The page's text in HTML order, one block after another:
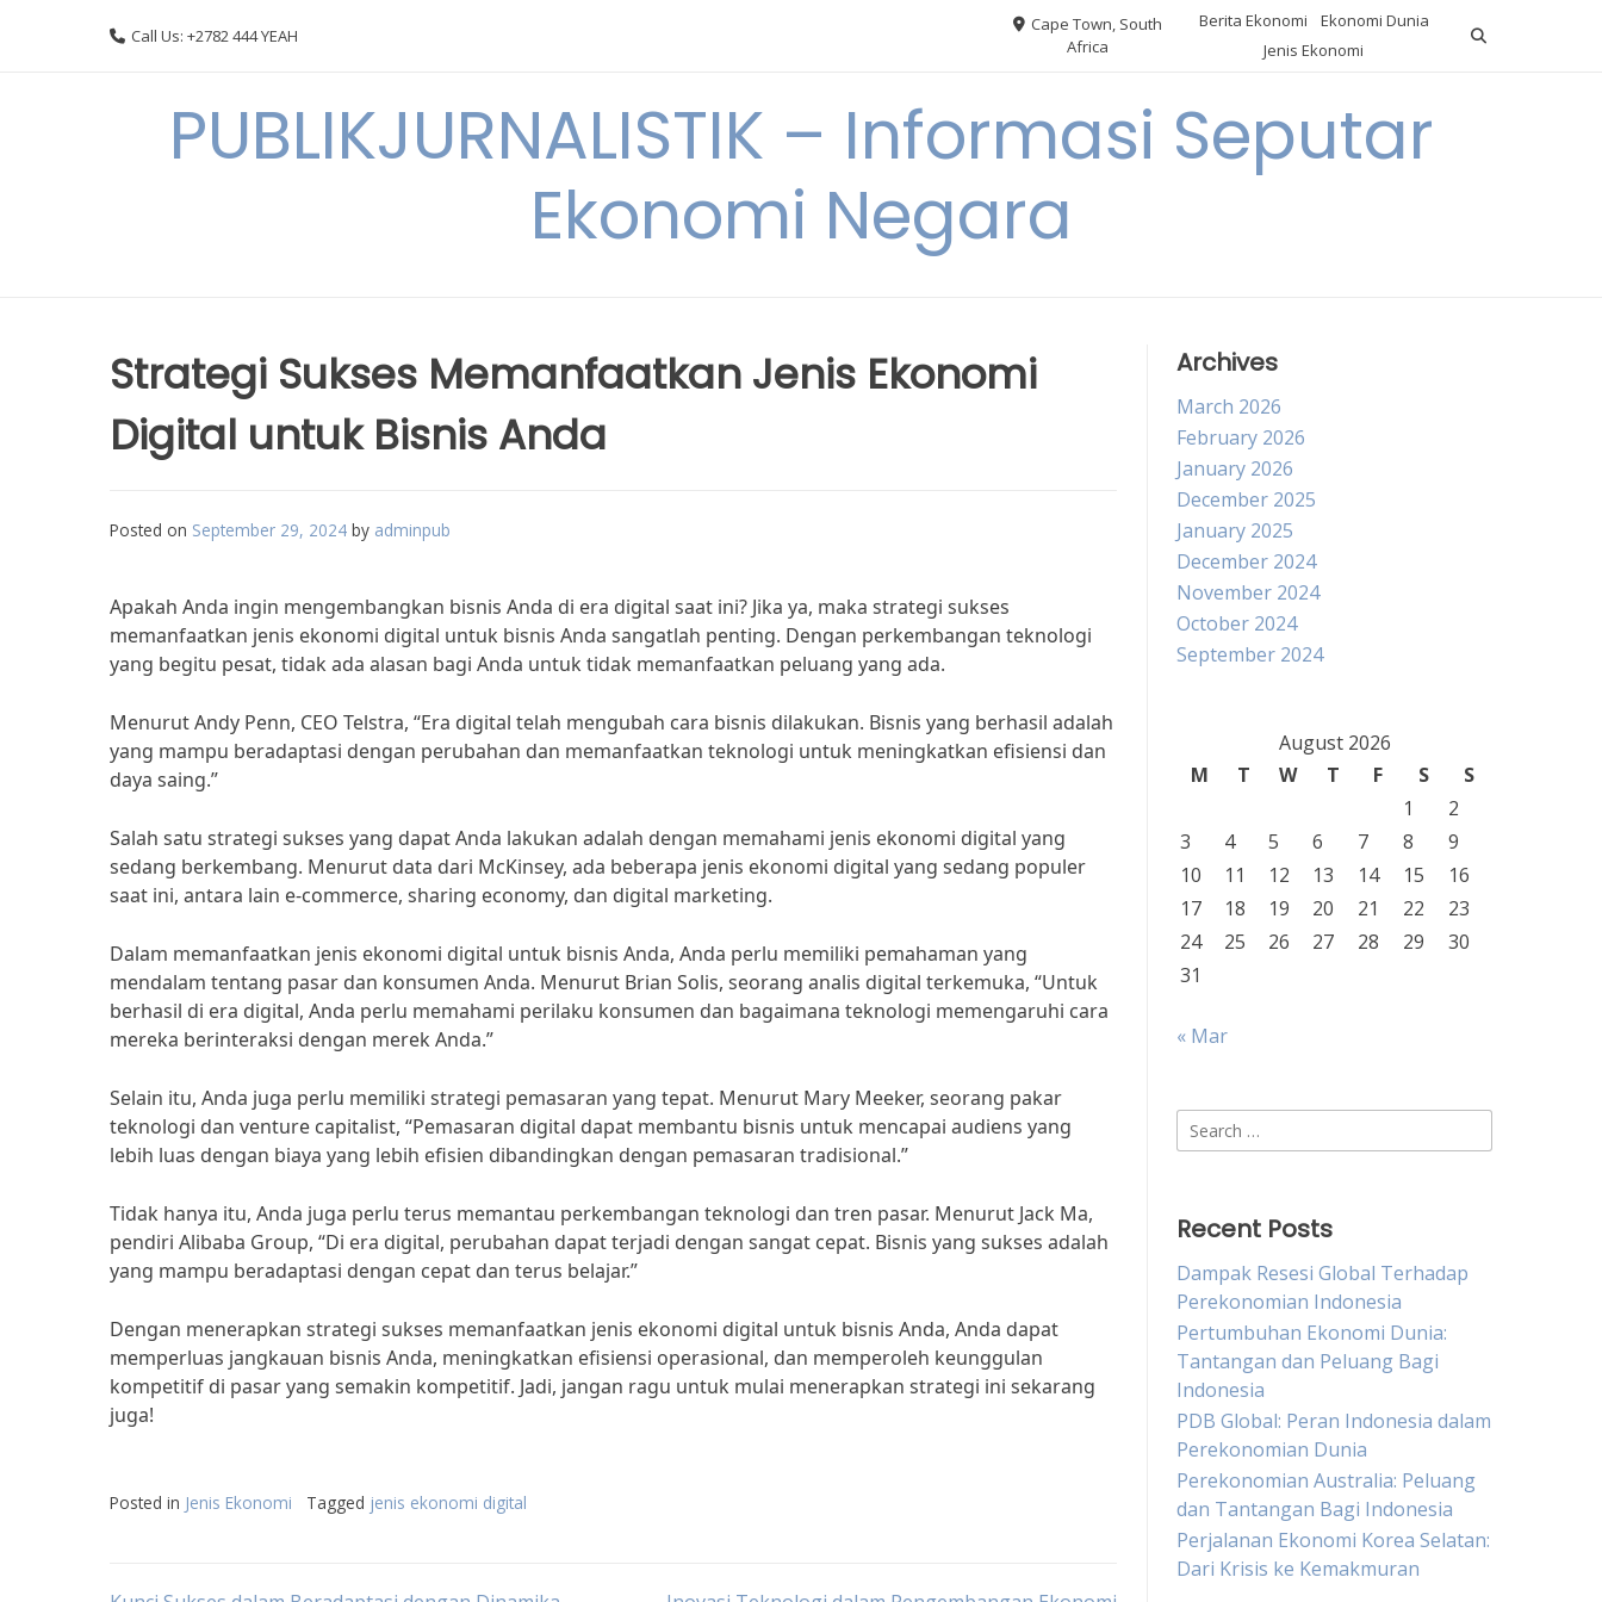
Call Us: +2782 444 YEAH
Cape Town, South
Africa
Berita Ekonomi
Ekonomi Dunia
Jenis Ekonomi
PUBLIKJURNALISTIK – Informasi Seputar
Ekonomi Negara
Strategi Sukses Memanfaatkan Jenis Ekonomi
Digital untuk Bisnis Anda
Posted on September 29, 2024 by adminpub
Apakah Anda ingin mengembangkan bisnis Anda di era digital saat ini? Jika ya, maka strategi sukses
memanfaatkan jenis ekonomi digital untuk bisnis Anda sangatlah penting. Dengan perkembangan teknologi
yang begitu pesat, tidak ada alasan bagi Anda untuk tidak memanfaatkan peluang yang ada.
Menurut Andy Penn, CEO Telstra, “Era digital telah mengubah cara bisnis dilakukan. Bisnis yang berhasil adalah
yang mampu beradaptasi dengan perubahan dan memanfaatkan teknologi untuk meningkatkan efisiensi dan
daya saing.”
Salah satu strategi sukses yang dapat Anda lakukan adalah dengan memahami jenis ekonomi digital yang
sedang berkembang. Menurut data dari McKinsey, ada beberapa jenis ekonomi digital yang sedang populer
saat ini, antara lain e-commerce, sharing economy, dan digital marketing.
Dalam memanfaatkan jenis ekonomi digital untuk bisnis Anda, Anda perlu memiliki pemahaman yang
mendalam tentang pasar dan konsumen Anda. Menurut Brian Solis, seorang analis digital terkemuka, “Untuk
berhasil di era digital, Anda perlu memahami perilaku konsumen dan bagaimana teknologi memengaruhi cara
mereka berinteraksi dengan merek Anda.”
Selain itu, Anda juga perlu memiliki strategi pemasaran yang tepat. Menurut Mary Meeker, seorang pakar
teknologi dan venture capitalist, “Pemasaran digital dapat membantu bisnis untuk mencapai audiens yang
lebih luas dengan biaya yang lebih efisien dibandingkan dengan pemasaran tradisional.”
Tidak hanya itu, Anda juga perlu terus memantau perkembangan teknologi dan tren pasar. Menurut Jack Ma,
pendiri Alibaba Group, “Di era digital, perubahan dapat terjadi dengan sangat cepat. Bisnis yang sukses adalah
yang mampu beradaptasi dengan cepat dan terus belajar.”
Dengan menerapkan strategi sukses memanfaatkan jenis ekonomi digital untuk bisnis Anda, Anda dapat
memperluas jangkauan bisnis Anda, meningkatkan efisiensi operasional, dan memperoleh keunggulan
kompetitif di pasar yang semakin kompetitif. Jadi, jangan ragu untuk mulai menerapkan strategi ini sekarang
juga!
Posted in Jenis Ekonomi Tagged jenis ekonomi digital
Archives
March 2026
February 2026
January 2026
December 2025
January 2025
December 2024
November 2024
October 2024
September 2024
August 2026
M
T W T F S
S
1
2
3
4 5 6 7 8
9
10
11 12 13 14 15
16
17
18 19 20 21 22
23
24
25 26 27 28 29
30
31
« Mar
Search
for:
Recent Posts
Dampak Resesi Global Terhadap
Perekonomian Indonesia
Pertumbuhan Ekonomi Dunia:
Tantangan dan Peluang Bagi
Indonesia
PDB Global: Peran Indonesia dalam
Perekonomian Dunia
Perekonomian Australia: Peluang
dan Tantangan Bagi Indonesia
Perjalanan Ekonomi Korea Selatan:
Dari Krisis ke Kemakmuran